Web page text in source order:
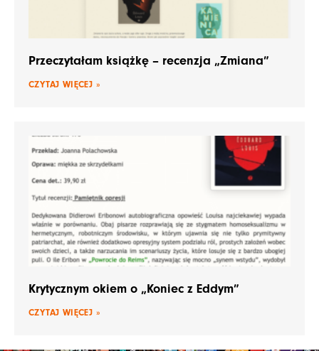
Przeczytałam książkę – recenzja „Zmiana”
CZYTAJ WIĘCEJ »
Krytycznym okiem o „Koniec z Eddym”
CZYTAJ WIĘCEJ »